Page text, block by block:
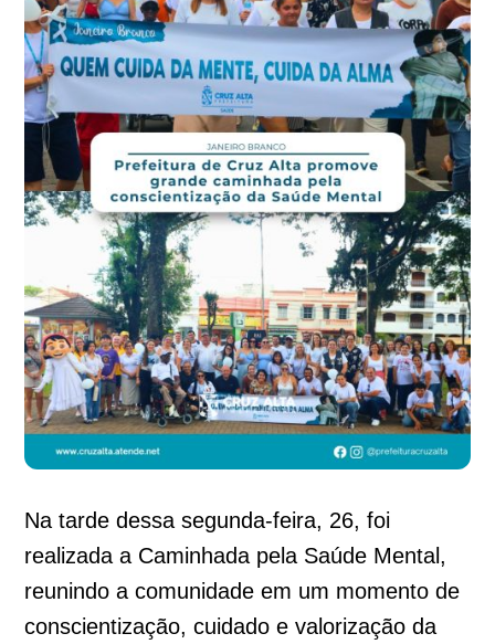
Na tarde dessa segunda-feira, 26, foi
realizada a Caminhada pela Saúde Mental,
reunindo a comunidade em um momento de
conscientização, cuidado e valorização da